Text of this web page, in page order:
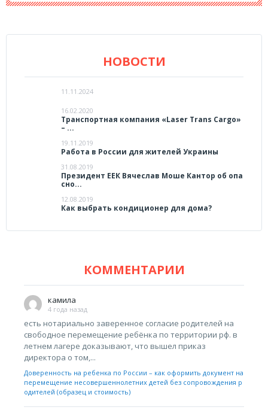
НОВОСТИ
11.11.2024
16.02.2020
Транспортная компания «Laser Trans Cargo»
– ...
19.11.2019
Работа в России для жителей Украины
31.08.2019
Президент ЕЕК Вячеслав Моше Кантор об опа
сно...
12.08.2019
Как выбрать кондиционер для дома?
КОММЕНТАРИИ
камила
4 года назад
есть нотариально заверенное согласие родителей на
свободное перемещение ребёнка по территории рф. в
летнем лагере доказывают, что вышел приказ
директора о том,...
Доверенность на ребенка по России – как оформить документ на
перемещение несовершеннолетних детей без сопровождения р
одителей (образец и стоимость)